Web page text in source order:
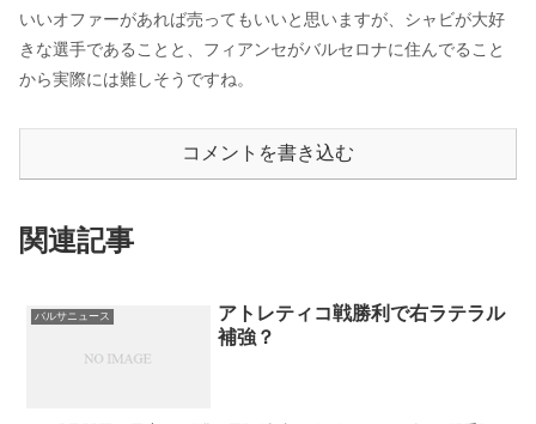
いいオファーがあれば売ってもいいと思いますが、シャビが大好
きな選手であることと、フィアンセがバルセロナに住んでること
から実際には難しそうですね。
コメントを書き込む
関連記事
バルサニュース
アトレティコ戦勝利で右ラテラル
補強？